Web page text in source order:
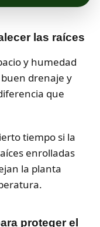
las raíces
y humedad
drenaje y
que
tiempo si la
enrolladas
la planta
proteger el